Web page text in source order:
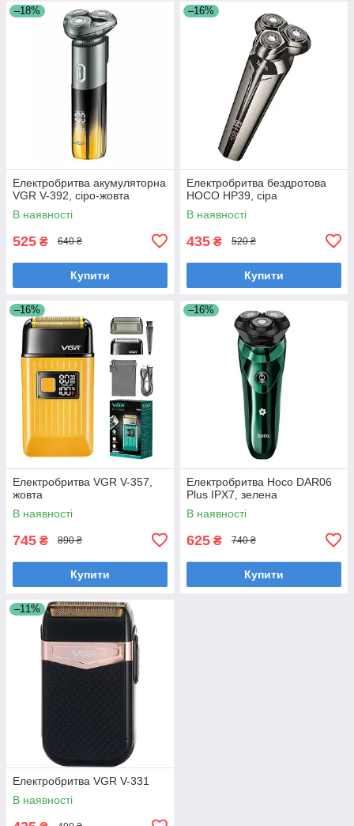
–18%
Електробритва акумуляторна
VGR V-392, сіро-жовта
В наявності
525 ₴ 640 ₴
Купити
–16%
Електробритва бездротова
HOCO HP39, сіра
В наявності
435 ₴ 520 ₴
Купити
–16%
Електробритва VGR V-357,
жовта
В наявності
745 ₴ 890 ₴
Купити
–16%
Електробритва Hoco DAR06
Plus IPX7, зелена
В наявності
625 ₴ 740 ₴
Купити
–11%
Електробритва VGR V-331
В наявності